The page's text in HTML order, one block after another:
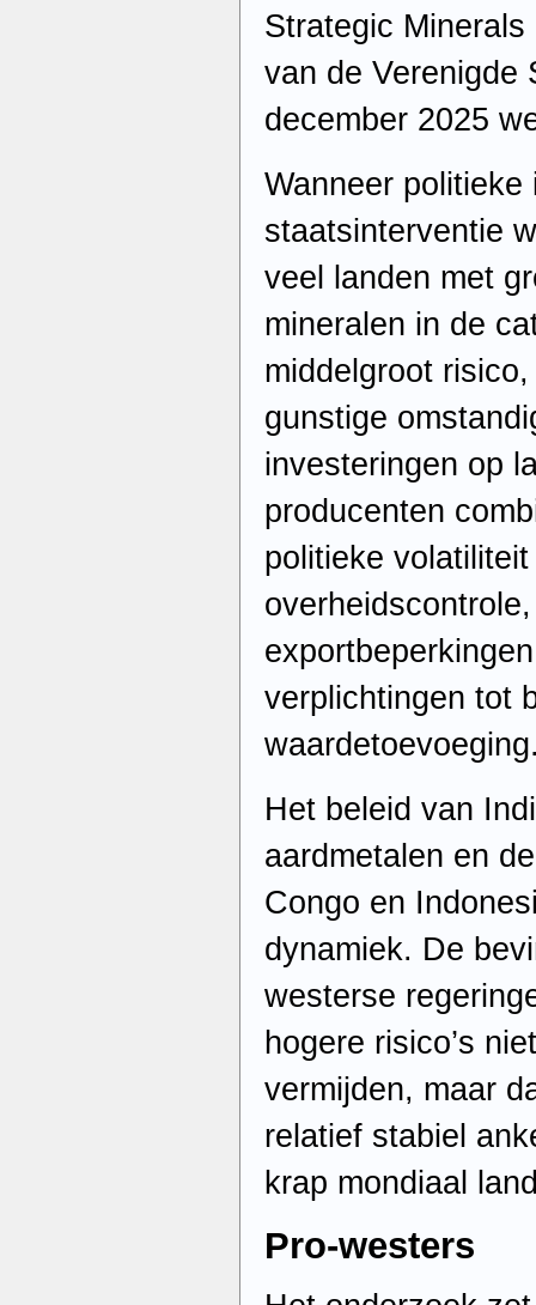
Strategic
van de Verenigde
december 2025
Wanneer
staatsinterventie
veel landen met
mineralen in de
middelgroot
gunstige
investeringen op
producenten
politieke
verplichtingen tot
Het beleid van
aardmetalen en
Congo en
dynamiek. De
westerse
hogere risico’s
vermijden, maar
relatief stabiel
krap mondiaal
Pro-westers